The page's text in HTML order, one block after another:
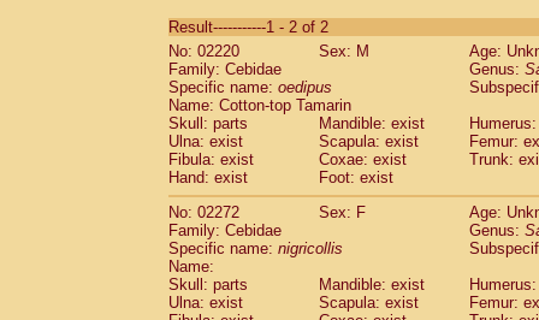
CebidaeSaguinus labiatus(0)
Cebidae Saguinus leucopus (0)
Cebidae
CebidaeSaguinus mystax
Cebidae Saguinus nigricollis (1)
Cebidae Saguinus oedipus
Cebidae Saguinus weddelli
Cebidae Saguinusspp.
Cebidae Aotus trivirgatus
Cebidae
CebidaeCebus apella
Cebidae
Cebidae Cebus nigrivittatus
Cebidae Cebusspp.(0)
Result-----------1 - 2 of 2
No: 02220
Sex: M
Age:
Family: Cebidae
Genus:
Specific name: oedipus
Name: Cotton-top Tamarin
Skull: parts
Mandible: exist
Ulna: exist
Scapula: exist
Femur:
Fibula: exist
Coxae: exist
Trunk:
Hand: exist
Foot: exist
No: 02272
Sex: F
Age:
Family: Cebidae
Genus:
Specific name: nigricollis
Name:
Skull: parts
Mandible: exist
Ulna: exist
Scapula: exist
Femur: